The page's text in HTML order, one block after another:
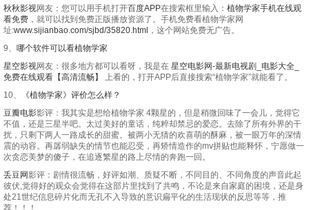
秋秋影视网友：您可以用手机打开百度APP在搜索框里输入： 植物学家手机在线观
看免费 ，就可以找到免费正版播放资源了。手机免费看植物学家网
址:www.sijianbao.com/sjbd/35820.html ，这个网站免费无广告。
9、 哪个软件可以看植物学家
星空影视网友：很多地方都可以看呀，我是在 星空电影网-最新电视剧_电影大全_
免费在线观看【高清流畅】
上看的，打开APP后直接搜索“植物学家”就能看了。
10、
《植物学家》评价怎么样？
豆瓣电影影评：我其实是想给植物学家 4颗星的，但是稍微回味了一会儿，觉得它
不值，还是三星半吧。太过美好的童话，纯粹却禁忌的爱恋。去除了所有外界的干
扰，只剩下两人一路成长的甜蜜。被两小无猜的欢喜萌的酥麻，被一眼万年的深情
震的动容。再孱弱缺失的情节也能忍受，再矫情造作的mv拼贴也能释怀，宁愿做一
次贪恋美梦的傻子，在追逐繁星的路上尽情的奔跑一回。
丢豆网影评：剧情很流畅，好评如潮、质疑不断，不同目的、不同角度的声音此起
彼伏,觉得好的观众会觉得在这部片里找到了共鸣，不论是来自家庭的困境，还是身
处21世纪信息碎片化而无孔不入导致的意识扁平化的生活现状的反思等等，推
荐！！！